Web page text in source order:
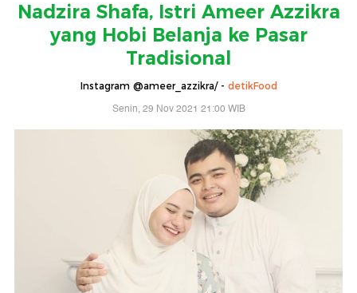
Nadzira Shafa, Istri Ameer Azzikra
yang Hobi Belanja ke Pasar
Tradisional
Instagram @ameer_azzikra/ - detikFood
Senin, 29 Nov 2021 21:00 WIB